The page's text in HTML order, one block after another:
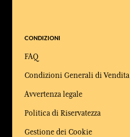
CONDIZIONI
FAQ
Condizioni Generali di Vendita
Avvertenza legale
Politica di Riservatezza
Gestione dei Cookie